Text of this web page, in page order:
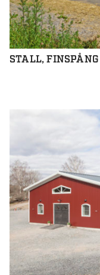
STALL, FINSPÅNG